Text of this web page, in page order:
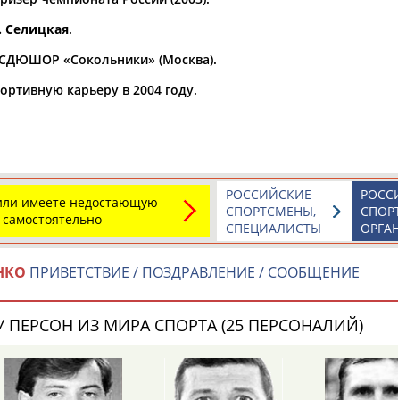
рождения
чч мм
Юлия
АБАЛАКИНА
Дмитрий
АБАРЕНОВ
Тамилла
АБАСОВА
Селицкая.
СДЮШОР «Сокольники» (Москва).
карьеру в 2004 году.
имеете недостающую
РОССИЙСКИЕ
СПОРТСМЕНЫ,
СПЕЦИАЛИСТЫ
ПРИВЕТСТВИЕ / ПОЗДРАВЛЕНИЕ / СООБЩЕНИЕ
ПЕРСОН ИЗ МИРА СПОРТА (25 ПЕРСОНАЛИЙ)